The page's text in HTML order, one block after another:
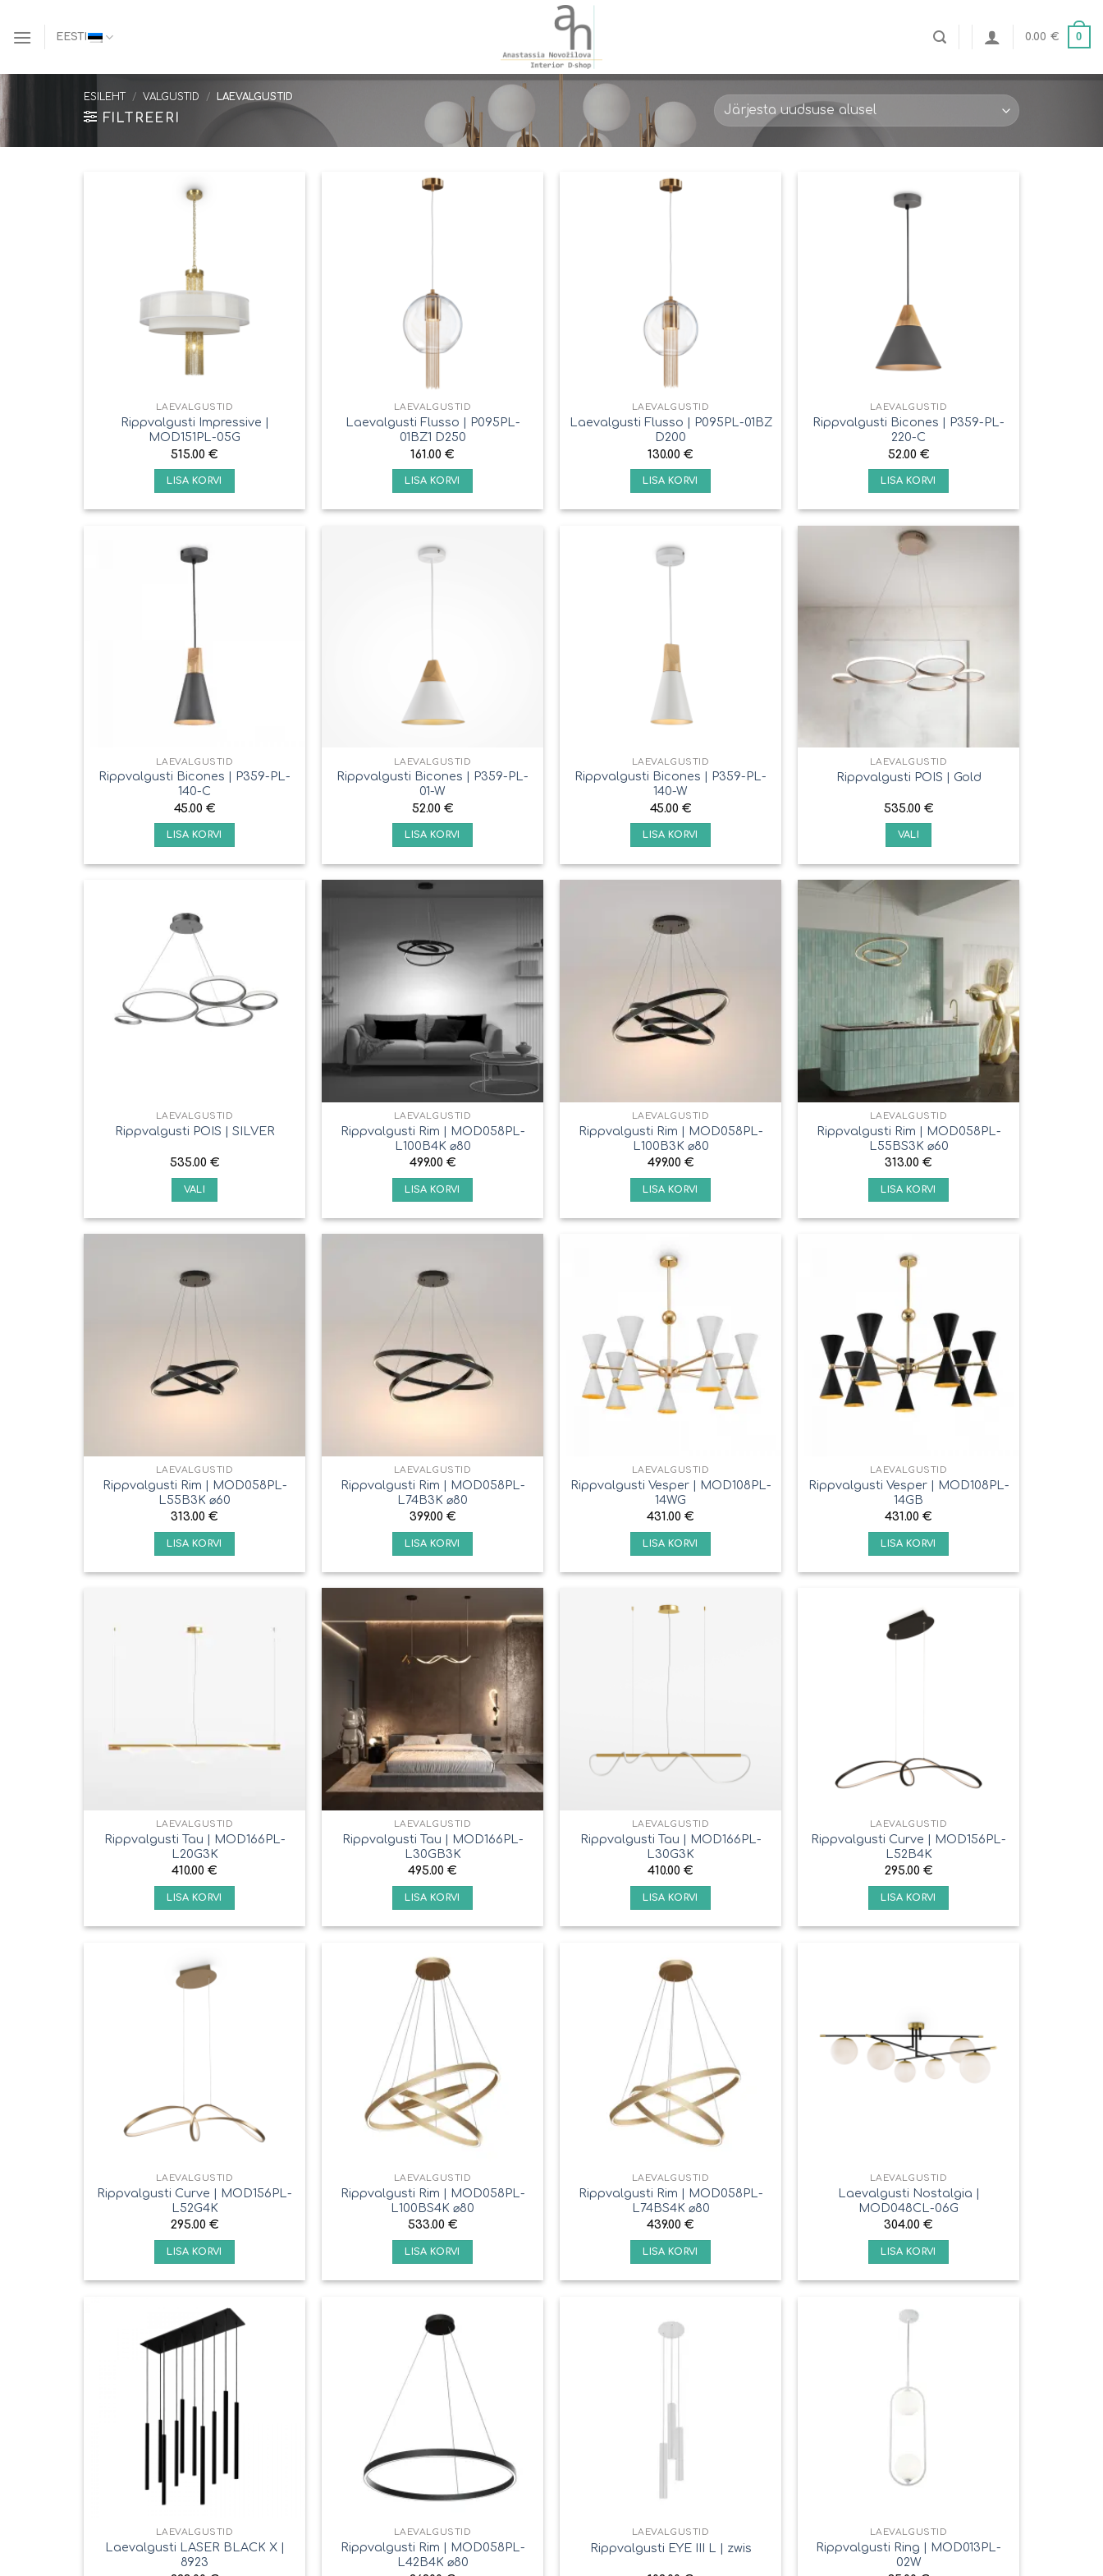
content
EESTI 0.00 € 0
ESILEHT / VALGUSTID / LAEVALGUSTID
FILTREERI
LAEVALGUSTID
Rippvalgusti Impressive |
MOD151PL-05G
515.00 €
LISA KORVI
LAEVALGUSTID
Laevalgusti Flusso | P095PL-
01BZ1 D250
161.00 €
LISA KORVI
LAEVALGUSTID
Laevalgusti Flusso | P095PL-01BZ
D200
130.00 €
LISA KORVI
LAEVALGUSTID
Rippvalgusti Bicones | P359-PL-
220-C
52.00 €
LISA KORVI
LAEVALGUSTID
Rippvalgusti Bicones | P359-PL-
140-C
45.00 €
LISA KORVI
LAEVALGUSTID
Rippvalgusti Bicones | P359-PL-
01-W
52.00 €
LISA KORVI
LAEVALGUSTID
Rippvalgusti Bicones | P359-PL-
140-W
45.00 €
LISA KORVI
LAEVALGUSTID
Rippvalgusti POIS | Gold
535.00 €
VALI
LAEVALGUSTID
Rippvalgusti POIS | SILVER
535.00 €
VALI
LAEVALGUSTID
Rippvalgusti Rim | MOD058PL-
L100B4K ⌀80
499.00 €
LISA KORVI
LAEVALGUSTID
Rippvalgusti Rim | MOD058PL-
L100B3K ⌀80
499.00 €
LISA KORVI
LAEVALGUSTID
Rippvalgusti Rim | MOD058PL-
L55BS3K ⌀60
313.00 €
LISA KORVI
LAEVALGUSTID
Rippvalgusti Rim | MOD058PL-
L55B3K ⌀60
313.00 €
LISA KORVI
LAEVALGUSTID
Rippvalgusti Rim | MOD058PL-
L74B3K ⌀80
399.00 €
LISA KORVI
LAEVALGUSTID
Rippvalgusti Vesper | MOD108PL-
14WG
431.00 €
LISA KORVI
LAEVALGUSTID
Rippvalgusti Vesper | MOD108PL-
14GB
431.00 €
LISA KORVI
LAEVALGUSTID
Rippvalgusti Tau | MOD166PL-
L20G3K
410.00 €
LISA KORVI
LAEVALGUSTID
Rippvalgusti Tau | MOD166PL-
L30GB3K
495.00 €
LISA KORVI
LAEVALGUSTID
Rippvalgusti Tau | MOD166PL-
L30G3K
410.00 €
LISA KORVI
LAEVALGUSTID
Rippvalgusti Curve | MOD156PL-
L52B4K
295.00 €
LISA KORVI
LAEVALGUSTID
Rippvalgusti Curve | MOD156PL-
L52G4K
295.00 €
LISA KORVI
LAEVALGUSTID
Rippvalgusti Rim | MOD058PL-
L100BS4K ⌀80
533.00 €
LISA KORVI
LAEVALGUSTID
Rippvalgusti Rim | MOD058PL-
L74BS4K ⌀80
439.00 €
LISA KORVI
LAEVALGUSTID
Laevalgusti Nostalgia |
MOD048CL-06G
304.00 €
LISA KORVI
LAEVALGUSTID
Laevalgusti LASER BLACK X |
8923
LAEVALGUSTID
Rippvalgusti Rim | MOD058PL-
L42B4K ⌀80
LAEVALGUSTID
Rippvalgusti EYE III L | zwis
LAEVALGUSTID
Rippvalgusti Ring | MOD013PL-
02W